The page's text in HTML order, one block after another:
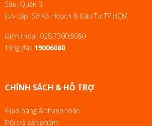
Sáu, Quận 3
Đ/v cấp: Sở Kế Hoạch & Đầu Tư TP.HCM
Điện thoại: 028.7300.6080
Tổng đài: 19006080
CHÍNH SÁCH & HỖ TRỢ
Giao hàng & thanh toán
Đổi trả sản phẩm